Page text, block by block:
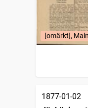
[omärkt],
1877-01-02